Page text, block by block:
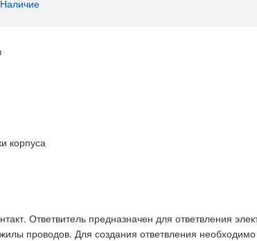
Наличие
корпуса
Ответвитель предназначен для ответвления
проводов. Для создания ответвления необходимо